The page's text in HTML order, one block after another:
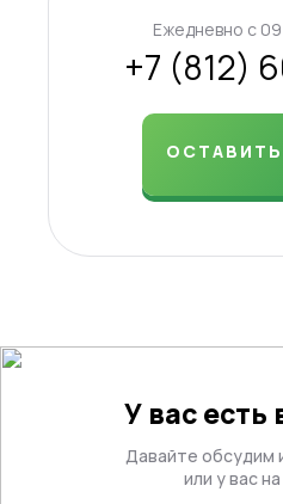
Ежедневно c
+7 (812)
У вас есть
Давайте обсудим
или у вас